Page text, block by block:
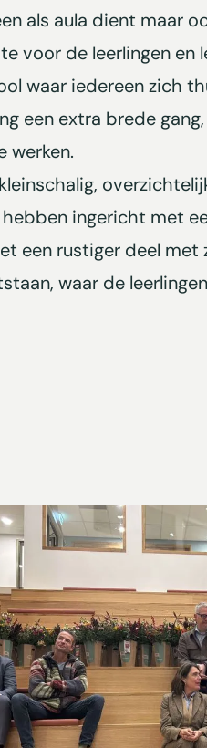
als aula dient maar
voor de leerlingen en
waar iedereen zich
een extra brede
werken.
ingericht met
een rustiger deel met
waar de